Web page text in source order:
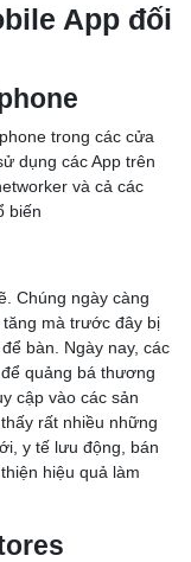
App đối
trong các cửa
dụng các App trên
và cả các
biến
Chúng ngày càng
mà trước đây bị
bàn. Ngày nay, các
quảng bá thương
cập vào các sản
rất nhiều những
y tế lưu động, bán
hiệu quả làm